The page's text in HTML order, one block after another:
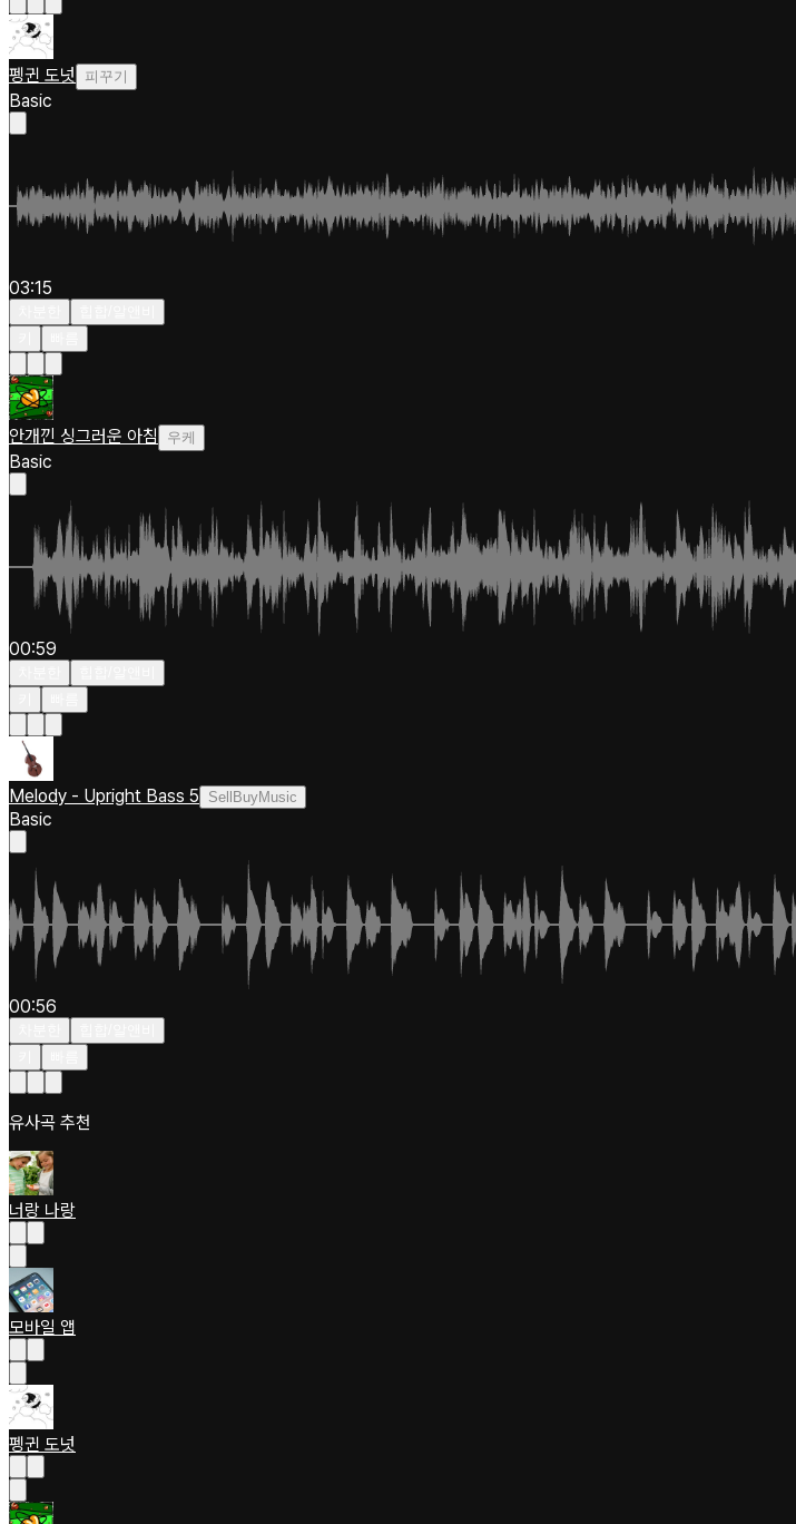
펭귄 도넛 피꾸기
Basic
03:15
안개낀 싱그러운 아침 우케
Basic
00:59
Melody - Upright Bass 5 SellBuyMusic
Basic
00:56
유사곡 추천
너랑 나랑
모바일 앱
펭귄 도넛